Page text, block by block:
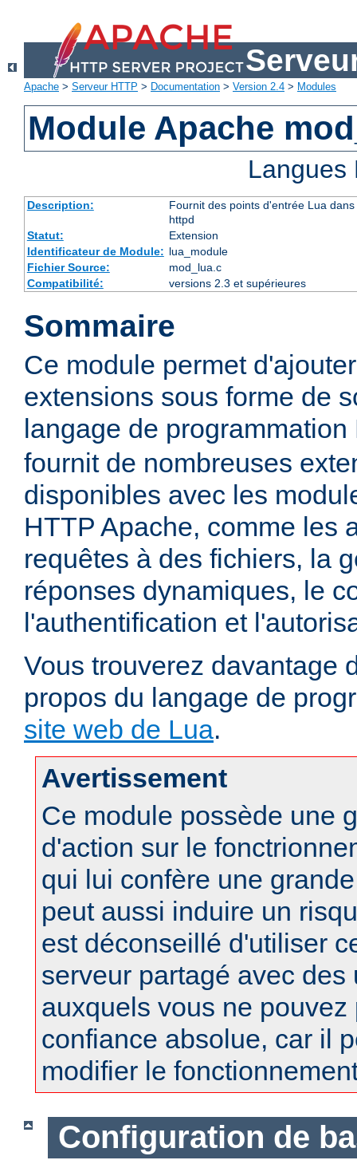
Apache > Serveur HTTP > Documentation > Version 2.4 > Modules
Module Apache
Description:
Fournit des points d'entrée Lua
httpd
Statut:
Extension
Identificateur de Module: lua_module
Fichier Source:
mod_lua.c
Compatibilité:
versions 2.3 et supérieures
Sommaire
Ce module permet
extensions sous forme de
langage de
fournit de nombreuses
disponibles avec les
HTTP Apache, comme les
requêtes à des fichiers, la
réponses dynamiques, le
l'authentification et
Vous trouverez davantage
propos du langage de
site web de Lua.
Avertissement
Ce module possède une
d'action sur le
qui lui confère une
peut aussi induire un
est déconseillé d'utiliser
serveur partagé avec des
auxquels vous ne
confiance absolue, car il
modifier le
Configuration de